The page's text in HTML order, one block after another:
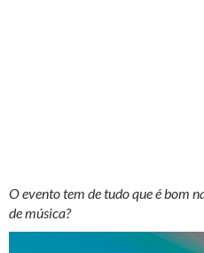
O evento tem de tudo que é bom
de música?